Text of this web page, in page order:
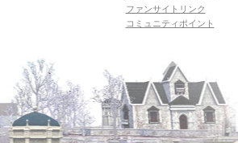
ファンサイトリンク
コミュニティポイント